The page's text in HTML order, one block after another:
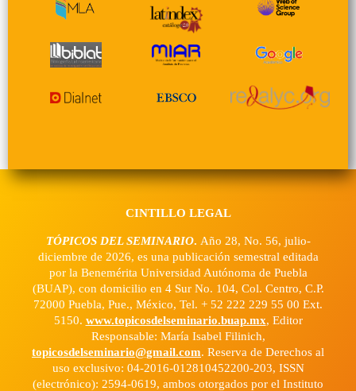
CINTILLO LEGAL
TÓPICOS DEL SEMINARIO. Año 28, No. 56, julio-
diciembre de 2026, es una publicación semestral editada
por la Benemérita Universidad Autónoma de Puebla
(BUAP), con domicilio en 4 Sur No. 104, Col. Centro, C.P.
72000 Puebla, Pue., México, Tel. + 52 222 229 55 00 Ext.
5150. www.topicosdelseminario.buap.mx, Editor
Responsable: María Isabel Filinich,
topicosdelseminario@gmail.com. Reserva de Derechos al
uso exclusivo: 04-2016-012810452200-203, ISSN
(electrónico): 2594-0619, ambos otorgados por el Instituto